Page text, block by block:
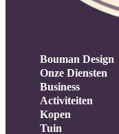
Bouman Design
Onze Diensten
Business
Activiteiten
Kopen
Tuin